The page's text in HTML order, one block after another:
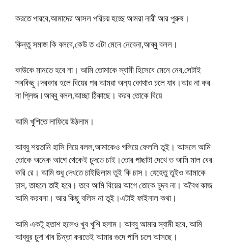
করতে পারবে,আমাদের আসল পরিচয় হচ্ছে আমরা নারী আর পুরুষ।
কিন্তু সমাজ কি বলবে,কেউ ত এটা মেনে নেবেনা,আব্বু বলল।
কাউকে মানতে হবে না। আমি তোমাকে স্বামী হিসেবে মেনে নেব,সেটাই
সবকিছু।দরকার হলে বিয়ের পর আমরা অন্য কোথাও চলে যাব।আর না কর
না প্লিজ।আব্বু বলল,আচ্ছা ঠিকাছে। করব তোকে বিয়ে
আমি খুশিতে লাফিয়ে উঠলাম।
আব্বু শয়তানি হাসি দিয়ে বলল,আমাকেও গলিয়ে ফেললি তুই। আসলে আমি
তোকে অনেক আগে থেকেই চুদতে চাই।তোর পাছাটা দেখে ত আমি মাল বের
করি রে। আমি শুধু দেখতে চাইছিলাম তুই কি চাস। যেহেতু তুইও আমাকে
চাস, তাহলে তাই হবে। তবে আমি বিয়ের আগে তোকে চুদব না। অবৈধ কাজ
আমি করবনা। আর কিছু বলিস না তুই।এটাই ফাইনাল কথা।
আমি একটু হতাশ হলেও খুব খুশি হলাম। আব্বু আমার স্বামী হবে, আমি
আব্বুর চুদা খাব চিন্তা করতেই আমার গুদে পানি চলে আসছে।